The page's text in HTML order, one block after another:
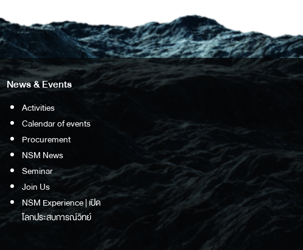
News & Events
Activities
Calendar of events
Procurement
NSM News
Seminar
Join Us
NSM Experience | เปิด
โลกประสบการณ์วิทย์